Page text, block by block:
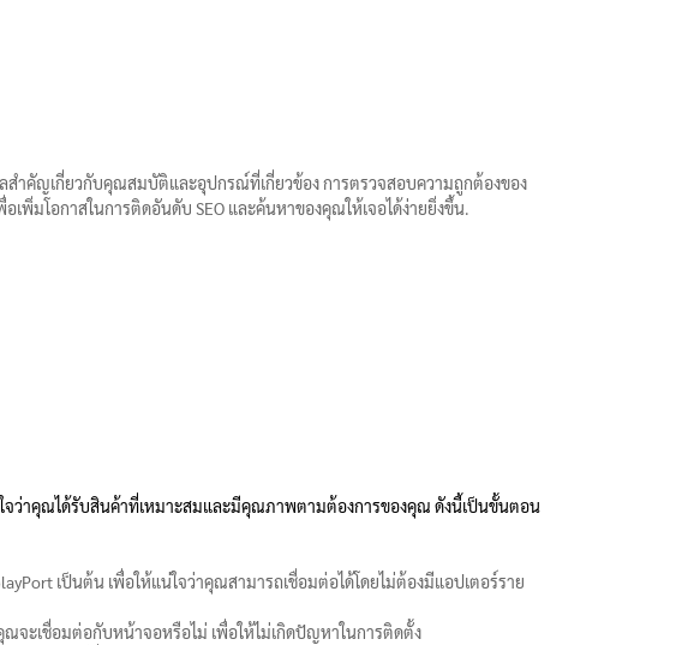
สำคัญเกี่ยวกับคุณสมบัติและอุปกรณ์ที่เกี่ยวข้อง การตรวจสอบความถูกต้องของ
โอกาสในการติดอันดับ SEO และค้นหาของคุณให้เจอได้ง่ายยิ่งขึ้น.
าคุณได้รับสินค้าที่เหมาะสมและมีคุณภาพตามต้องการของคุณ ดังนี้เป็นขั้นตอน
เป็นต้น เพื่อให้แน่ใจว่าคุณสามารถเชื่อมต่อได้โดยไม่ต้องมีแอปเตอร์ราย
ะเชื่อมต่อกับหน้าจอหรือไม่ เพื่อให้ไม่เกิดปัญหาในการติดตั้ง